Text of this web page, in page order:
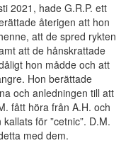
2021, hade G.R.P. ett
återigen att hon
att de spred rykten
att de hånskrattade
hon mådde och att
Hon berättade
och anledningen till att
fått höra från A.H. och
för ”cetnic”. D.M.
med dem.